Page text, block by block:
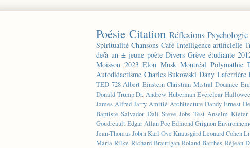
Poésie Citation Réflexions Psychologie
Spiritualité Chansons Café Intelligence artificielle
de/à un ± jeune poète Divers Grève étudiante
Moisson 2023 Elon Musk Montréal Polymathie
Autodidactisme Charles Bukowski Dany Laferrière
TED 728 Albert Einstein Christian Mistral Douance
Donald Trump Dr. Andrew Huberman Everclear
James Alfred Jarry Amitié Architecture Dandy Ernest
Baptiste Salvador Dalí Steve Jobs Test Anselm Kiefer
Goudreault Edgar Allan Poe Edmond Grignon
Jean-Thomas JobinKarl Ove KnausgårdLeonard Cohen
Maria Rilke Richard Brautigan Roland Barthes Réjean